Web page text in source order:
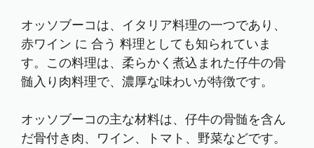
オッソブーコは、イタリア料理の一つであり、
赤ワイン に 合う 料理としても知られていま
す。この料理は、柔らかく煮込まれた仔牛の骨
髄入り肉料理で、濃厚な味わいが特徴です。
オッソブーコの主な材料は、仔牛の骨髄を含ん
だ骨付き肉、ワイン、トマト、野菜などです。